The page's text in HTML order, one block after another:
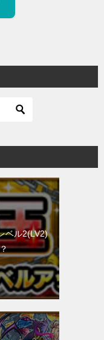
ベル2(LV2)